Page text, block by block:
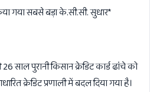
गया सबसे बड़ा के.सी.सी. सुधार*
साल पुरानी किसान क्रेडिट कार्ड ढांचे को
क्रेडिट प्रणाली में बदल दिया गया है।